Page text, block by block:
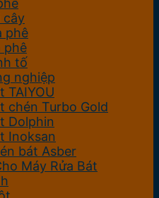
cây
phê
phê
tố
nghiệp
TAIYOU
chén Turbo Gold
Dolphin
Inoksan
bát Asber
Máy Rửa Bát